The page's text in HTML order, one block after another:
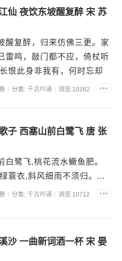
仙 夜饮东坡醒复醉 宋 苏
醒复醉，归来仿佛三更。家
雷鸣，敲门都不应，倚杖听
恨此身非我有，何时忘却
阑风静縠纹平，小舟从此
分类: 千古吟诵 浏览:10262
子 西塞山前白鹭飞 唐 张
白鹭飞,桃花流水鳜鱼肥。
蓑衣,斜风细雨不须归。...
分类: 千古吟诵 浏览:10712
沙 一曲新词酒一杯 宋 晏